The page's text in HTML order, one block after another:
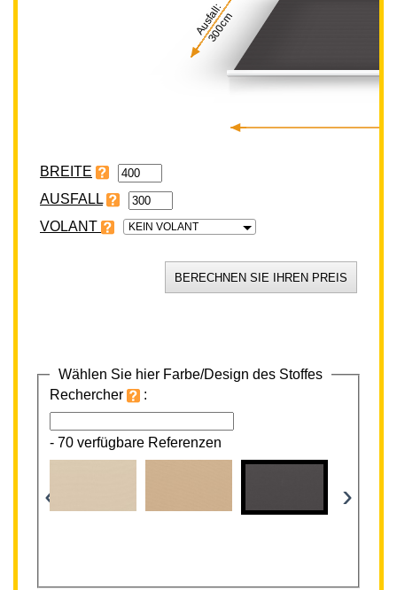
Ausfall:
300cm
BREITE
VOLANT KEIN VOLANT
Wählen Sie hier Farbe/Design des Stoffes
Rechercher
:
- 70 verfügbare Referenzen
‹ ›